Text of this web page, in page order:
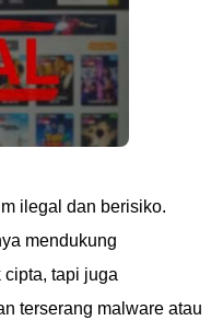
ilegal dan berisiko.
mendukung
tapi juga
terserang malware atau